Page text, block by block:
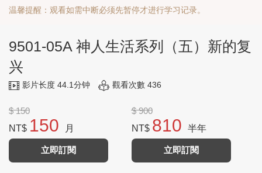
温馨提醒：观看如需中断必须先暂停才进行学习记录。
9501-05A 神人生活系列（五）新的复
兴
影片长度 44.1分钟 觀看次數 436
$ 150
NT$ 150 月
立即訂閱
$ 900
NT$ 810 半年
立即訂閱